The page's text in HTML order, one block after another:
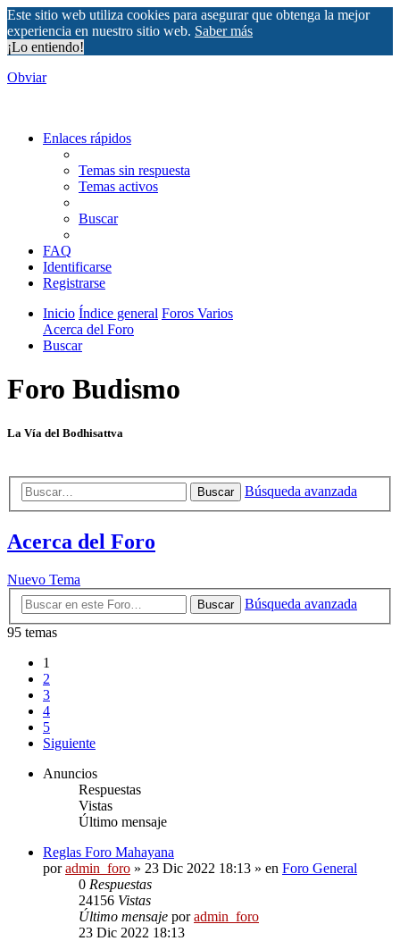
Este sitio web utiliza cookies para asegurar que obtenga la mejor
experiencia en nuestro sitio web. Saber más
¡Lo entiendo!
Obviar
Enlaces rápidos
Temas sin respuesta
Temas activos
Buscar
FAQ
Identificarse
Registrarse
Inicio Índice general Foros Varios
Acerca del Foro
Buscar
Foro Budismo
La Vía del Bodhisattva
Buscar Búsqueda avanzada
Acerca del Foro
Nuevo Tema
Buscar
Búsqueda avanzada
95 temas
1
2
3
4
5
Siguiente
Anuncios
Respuestas
Vistas
Último mensaje
Reglas Foro Mahayana
poradmin_foro » 23 Dic 2022 18:13 » en Foro General
0 Respuestas
24156 Vistas
Último mensaje poradmin_foro
23 Dic 2022 18:13